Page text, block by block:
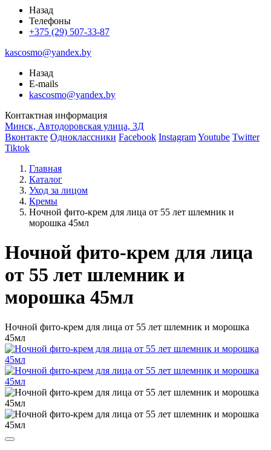
Назад
Телефоны
+375 (29) 507-33-87
kascosmo@yandex.by
Назад
E-mails
kascosmo@yandex.by
Контактная информация
Минск, Автодоровская улица, 3Д
Вконтакте Одноклассники Facebook InstagramYoutube Twitter
Tiktok
Главная
Каталог
Уход за лицом
Кремы
Ночной фито-крем для лица от 55 лет шлемник и
морошка 45мл
Ночной фито-крем для лица
от 55 лет шлемник и
морошка 45мл
Ночной фито-крем для лица от 55 лет шлемник и морошка
45мл